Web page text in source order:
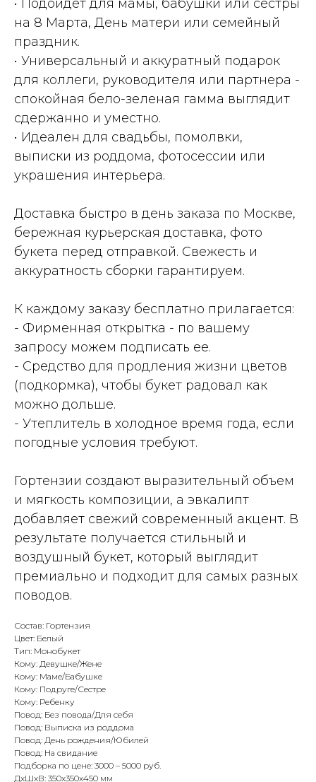
• Подойдет для мамы, бабушки или сестры
на 8 Марта, День матери или семейный
праздник.
• Универсальный и аккуратный подарок
для коллеги, руководителя или партнера -
спокойная бело-зеленая гамма выглядит
сдержанно и уместно.
• Идеален для свадьбы, помолвки,
выписки из роддома, фотосессии или
украшения интерьера.
Доставка быстро в день заказа по Москве,
бережная курьерская доставка, фото
букета перед отправкой. Свежесть и
аккуратность сборки гарантируем.
К каждому заказу бесплатно прилагается:
- Фирменная открытка - по вашему
запросу можем подписать ее.
- Средство для продления жизни цветов
(подкормка), чтобы букет радовал как
можно дольше.
- Утеплитель в холодное время года, если
погодные условия требуют.
Гортензии создают выразительный объем
и мягкость композиции, а эвкалипт
добавляет свежий современный акцент. В
результате получается стильный и
воздушный букет, который выглядит
премиально и подходит для самых разных
поводов.
Состав: Гортензия
Цвет: Белый
Тип: Монобукет
Кому: Девушке/Жене
Кому: Маме/Бабушке
Кому: Подруге/Сестре
Кому: Ребенку
Повод: Без повода/Для себя
Повод: Выписка из роддома
Повод: День рождения/Юбилей
Повод: На свидание
Подборка по цене: 3000 – 5000 руб.
ДxШxВ: 350x350x450 мм